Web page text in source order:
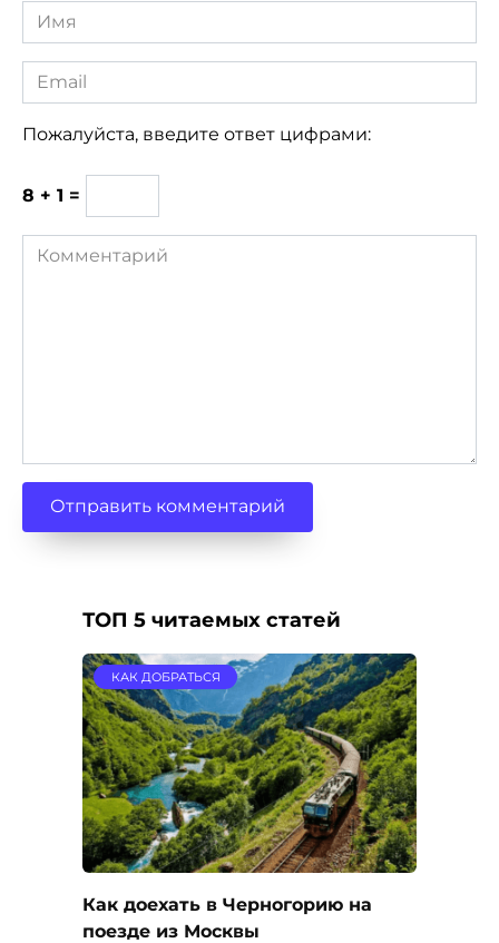
Имя
*
Email
*
Пожалуйста, введите ответ цифрами:
8 + 1 =
Комментарий
ТОП 5 читаемых статей
КАК ДОБРАТЬСЯ
Как доехать в Черногорию на
поезде из Москвы